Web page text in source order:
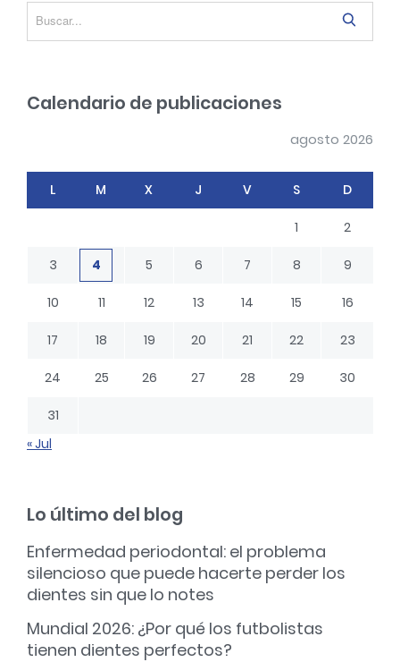
e
n
r
a
s
e
Calendario de publicaciones
agosto 2026
L M X J V S D
1 2
3 4 5 6 7 8 9
10 11 12 13 14 15 16
17 18 19 20 21 22 23
24 25 26 27 28 29 30
31
« Jul
Lo último del blog
Enfermedad periodontal: el problema
silencioso que puede hacerte perder los
dientes sin que lo notes
Mundial 2026: ¿Por qué los futbolistas
tienen dientes perfectos?